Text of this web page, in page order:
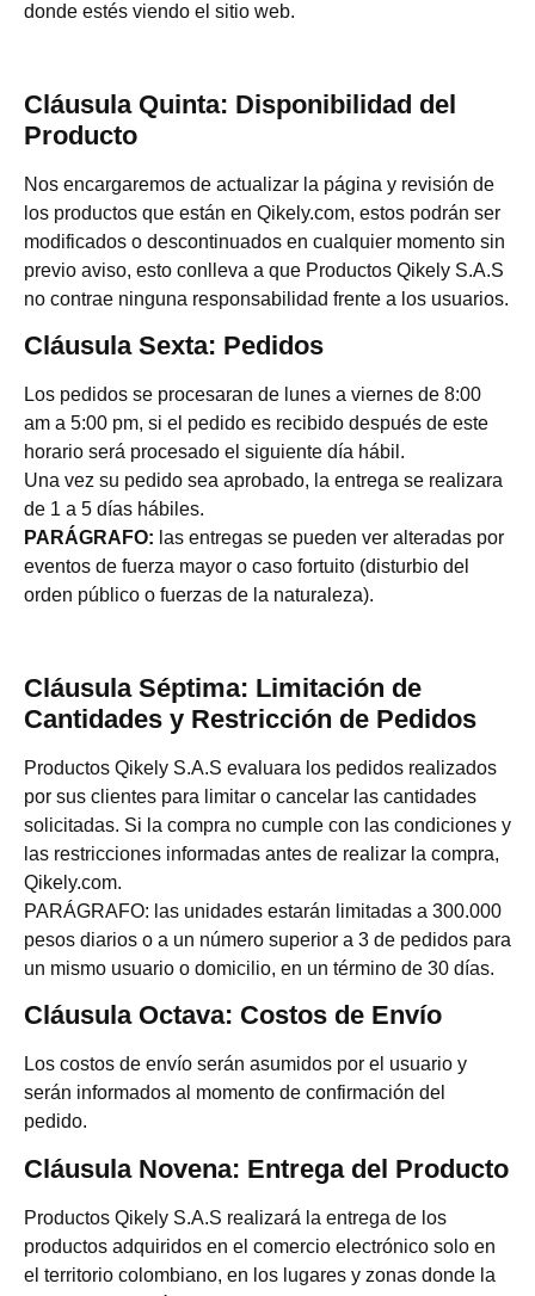
donde estés viendo el sitio web.
Cláusula Quinta: Disponibilidad del
Producto
Nos encargaremos de actualizar la página y revisión de
los productos que están en Qikely.com, estos podrán ser
modificados o descontinuados en cualquier momento sin
previo aviso, esto conlleva a que Productos Qikely S.A.S
no contrae ninguna responsabilidad frente a los usuarios.
Cláusula Sexta: Pedidos
Los pedidos se procesaran de lunes a viernes de 8:00
am a 5:00 pm, si el pedido es recibido después de este
horario será procesado el siguiente día hábil.
Una vez su pedido sea aprobado, la entrega se realizara
de 1 a 5 días hábiles.
PARÁGRAFO: las entregas se pueden ver alteradas por
eventos de fuerza mayor o caso fortuito (disturbio del
orden público o fuerzas de la naturaleza).
Cláusula Séptima: Limitación de
Cantidades y Restricción de Pedidos
Productos Qikely S.A.S evaluara los pedidos realizados
por sus clientes para limitar o cancelar las cantidades
solicitadas. Si la compra no cumple con las condiciones y
las restricciones informadas antes de realizar la compra,
Qikely.com.
PARÁGRAFO: las unidades estarán limitadas a 300.000
pesos diarios o a un número superior a 3 de pedidos para
un mismo usuario o domicilio, en un término de 30 días.
Cláusula Octava: Costos de Envío
Los costos de envío serán asumidos por el usuario y
serán informados al momento de confirmación del
pedido.
Cláusula Novena: Entrega del Producto
Productos Qikely S.A.S realizará la entrega de los
productos adquiridos en el comercio electrónico solo en
el territorio colombiano, en los lugares y zonas donde la